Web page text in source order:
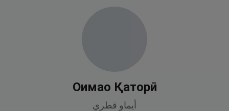
Оимао Қаторӣ
أيماو قطري